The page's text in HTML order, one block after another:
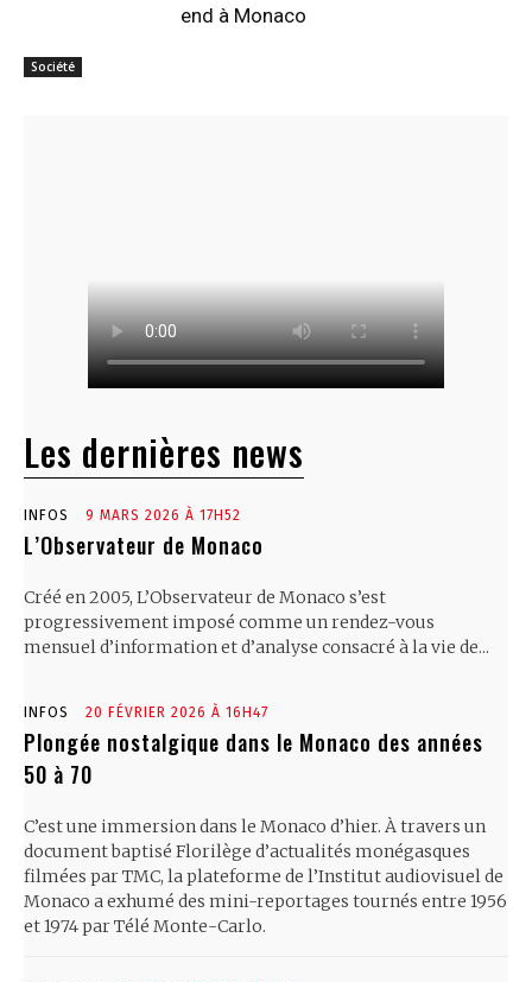
Société
end à Monaco
Les dernières news
INFOS 9 MARS 2026 À 17H52
L’Observateur de Monaco
Créé en 2005, L’Observateur de Monaco s’est
progressivement imposé comme un rendez-vous
mensuel d’information et d’analyse consacré à la vie de...
INFOS 20 FÉVRIER 2026 À 16H47
Plongée nostalgique dans le Monaco des années
50 à 70
C’est une immersion dans le Monaco d’hier. À travers un
document baptisé Florilège d’actualités monégasques
filmées par TMC, la plateforme de l’Institut audiovisuel de
Monaco a exhumé des mini-reportages tournés entre 1956
et 1974 par Télé Monte-Carlo.